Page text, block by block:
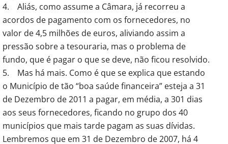
4. Aliás, como assume a Câmara, já recorreu a
acordos de pagamento com os fornecedores, no
valor de 4,5 milhões de euros, aliviando assim a
pressão sobre a tesouraria, mas o problema de
fundo, que é pagar o que se deve, não ficou resolvido.
5. Mas há mais. Como é que se explica que estando
o Município de tão “boa saúde financeira” esteja a 31
de Dezembro de 2011 a pagar, em média, a 301 dias
aos seus fornecedores, ficando no grupo dos 40
municípios que mais tarde pagam as suas dívidas.
Lembremos que em 31 de Dezembro de 2007, há 4